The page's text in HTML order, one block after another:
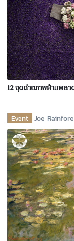
12 จุดถ่ายภาพห้ามพล
Event Joe